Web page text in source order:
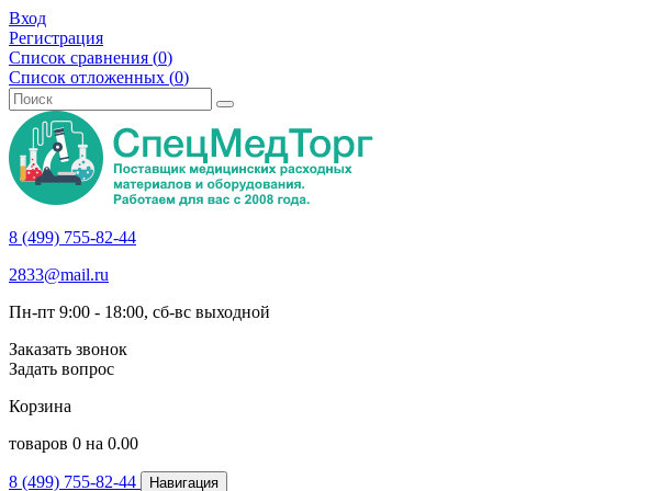
Вход
Регистрация
Список сравнения (0)
Список отложенных (0)
8 (499) 755-82-44
2833@mail.ru
Пн-пт 9:00 - 18:00, сб-вс выходной
Заказать звонок
Задать вопрос
Корзина
товаров 0 на 0.00
8 (499) 755-82-44 Навигация